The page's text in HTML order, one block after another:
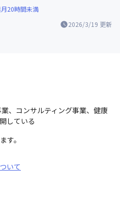
2026/3/19 更新
20時間未満
、コンサルティング事業、健康
している
す。
いて